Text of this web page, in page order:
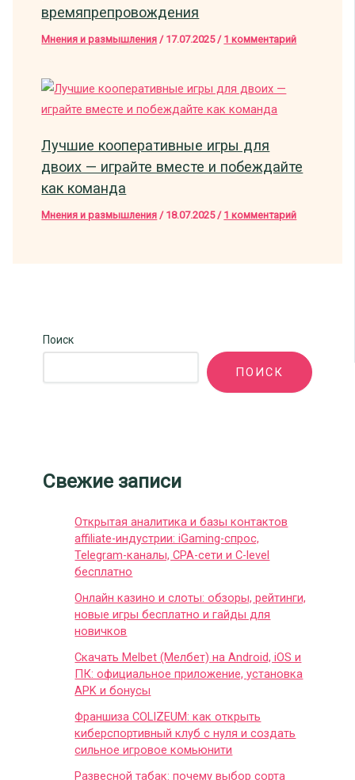
времяпрепровождения
Мнения и размышления / 17.07.2025 / 1 комментарий
Лучшие кооперативные игры для
двоих — играйте вместе и побеждайте
как команда
Мнения и размышления / 18.07.2025 / 1 комментарий
Поиск
ПОИСК
Свежие записи
Открытая аналитика и базы контактов
affiliate-индустрии: iGaming-спрос,
Telegram-каналы, CPA-сети и C-level
бесплатно
Онлайн казино и слоты: обзоры, рейтинги,
новые игры бесплатно и гайды для
новичков
Скачать Melbet (Мелбет) на Android, iOS и
ПК: официальное приложение, установка
APK и бонусы
Франшиза COLIZEUM: как открыть
киберспортивный клуб с нуля и создать
сильное игровое комьюнити
Развесной табак: почему выбор сорта